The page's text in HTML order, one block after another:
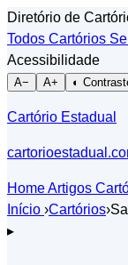
Diretório de
Todos Cartórios
Acessibilidade
A− A+ ◐
Cartório Estadual
HomeArtigos
Início ›Cartórios›
▸